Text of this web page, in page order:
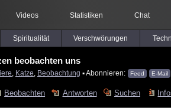
Videos Statistiken Chat
Spiritualität Verschwörungen
beobachten uns
Katze Beobachtung ▪ Abonnieren: Feed E-Mail
Beobachten Antworten Suchen